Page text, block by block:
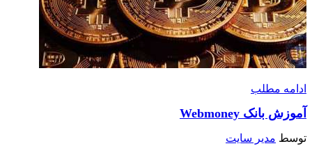
ادامه مطلب
آموزش بانک Webmoney
توسط مدیر سایت